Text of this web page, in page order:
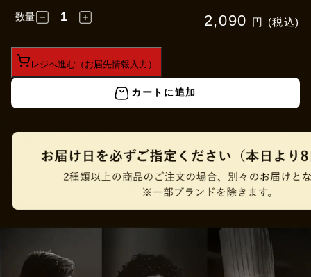
2,090 円 (税込)
数量
レジへ進む（お届先情報入力）
カートに追加